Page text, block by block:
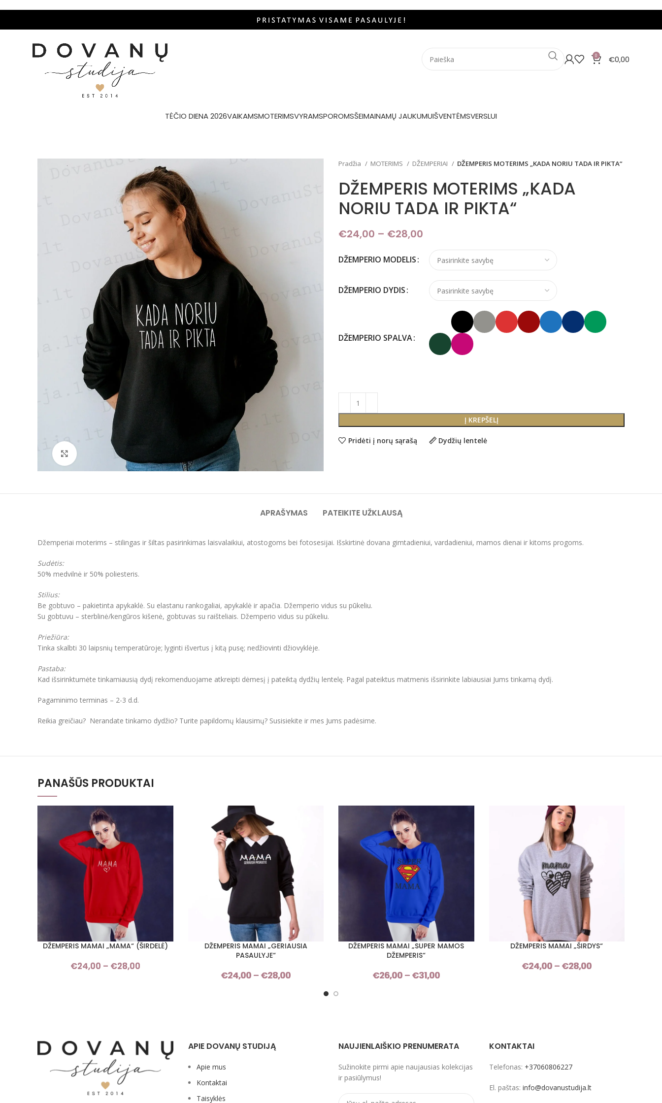
0 €0,00
TĖČIO DIENA 2026VAIKAMSMOTERIMSVYRAMSPOROMSŠEIMAINAMŲ JAUKUMUIŠVENTĖMSVERSLUI
Pradžia MOTERIMS DŽEMPERIAI DŽEMPERIS MOTERIMS „KADA NORIU TADA IR PIKTA“
DŽEMPERIS MOTERIMS „KADA
NORIU TADA IR PIKTA“
€24,00 – €28,00
DŽEMPERIO MODELIS
DŽEMPERIO DYDIS
DŽEMPERIO SPALVA
Į KREPŠELĮ
Pridėti į norų sąrašą Dydžių lentelė
APRAŠYMAS PATEIKITE UŽKLAUSĄ
Džemperiai moterims – stilingas ir šiltas pasirinkimas laisvalaikiui, atostogoms bei fotosesijai. Išskirtinė dovana gimtadieniui, vardadieniui, mamos dienai ir kitoms progoms.
Sudėtis:
50% medvilnė ir 50% poliesteris.
Stilius:
Be gobtuvo – pakietinta apykaklė. Su elastanu rankogaliai, apykaklė ir apačia. Džemperio vidus su pūkeliu.
Su gobtuvu – sterblinė/kengūros kišenė, gobtuvas su raišteliais. Džemperio vidus su pūkeliu.
Priežiūra:
Tinka skalbti 30 laipsnių temperatūroje; lyginti išvertus į kitą pusę; nedžiovinti džiovyklėje.
Pastaba:
Kad išsirinktumėte tinkamiausią dydį rekomenduojame atkreipti dėmesį į pateiktą dydžių lentelę. Pagal pateiktus matmenis išsirinkite labiausiai Jums tinkamą dydį.
Pagaminimo terminas – 2-3 d.d.
Reikia greičiau? Nerandate tinkamo dydžio? Turite papildomų klausimų? Susisiekite ir mes Jums padėsime.
PANAŠŪS PRODUKTAI
PASIRINKTI SAVYBES
DŽEMPERIS MAMAI „MAMA“ (ŠIRDELĖ)
€24,00 – €28,00
PASIRINKTI SAVYBES
DŽEMPERIS MAMAI „GERIAUSIA
PASAULYJE“
€24,00 – €28,00
€24,00
PASIRINKTI SAVYBES
DŽEMPERIS MAMAI „SUPER MAMOS
DŽEMPERIS“
€26,00 – €31,00
PASIRINKTI SAVYBES
DŽEMPERIS MAMAI „ŠIRDYS“
€24,00 – €28,00
APIE DOVANŲ STUDIJĄ
Apie mus
Kontaktai
Taisyklės
NAUJIENLAIŠKIO PRENUMERATA
Sužinokite pirmi apie naujausias kolekcijas
ir pasiūlymus!
KONTAKTAI
Telefonas: +37060806227
El. paštas: info@dovanustudija.lt